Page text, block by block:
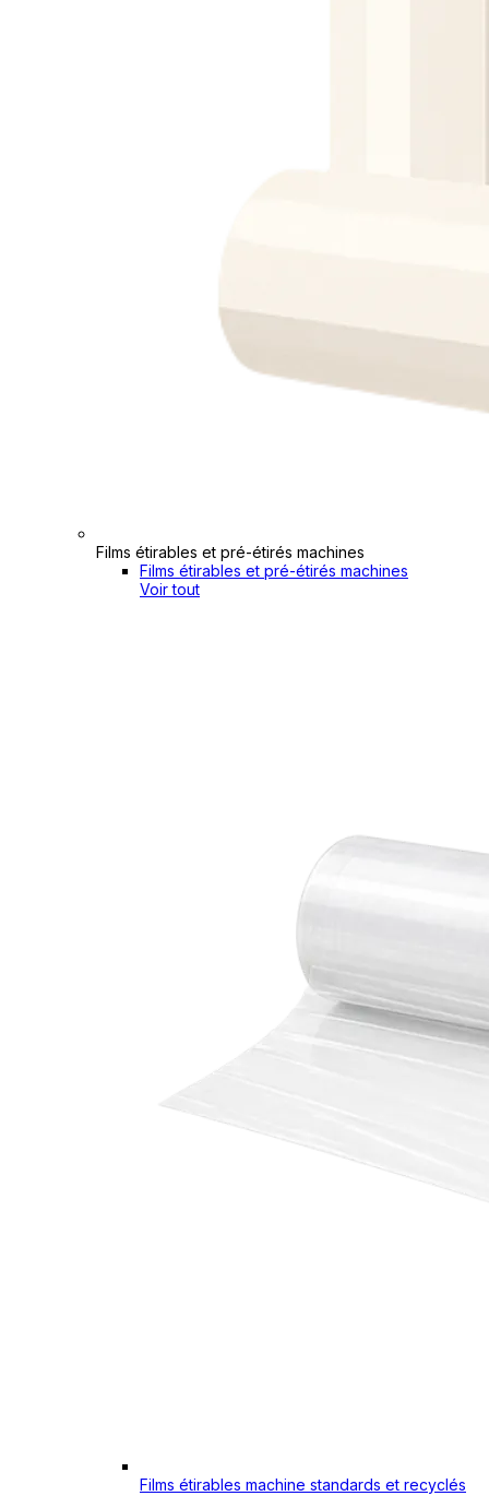
Films étirables et pré-étirés machines
Films étirables et pré-étirés machines
Voir tout
Films étirables machine standards et recyclés